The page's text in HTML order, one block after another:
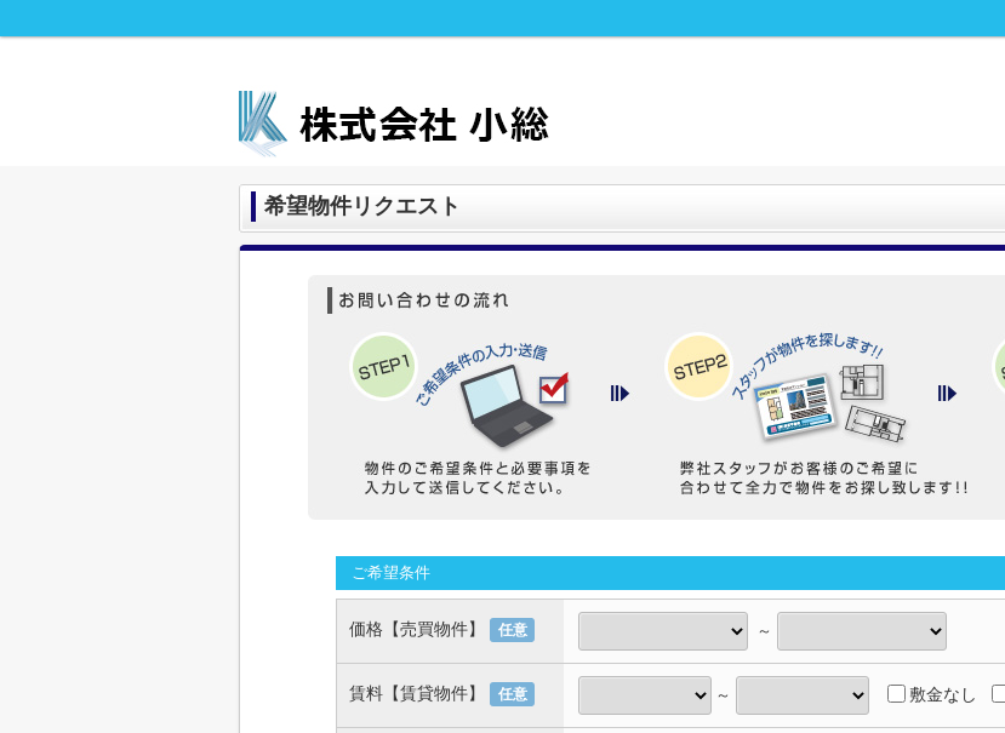
希望物件リクエスト
ご希望条件
価格【売買物件】 任意 ～
賃料【賃貸物件】 任意 ～ 敷金なし